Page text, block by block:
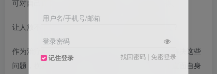
可对自己而言，其中既有难以割舍，又有求之不得。
让人放不下的，到底是对方的好，还是自己的弱点？
作为治疗师，奥古斯都和玛格丽特夫妇的工作便是解决这些
问题，挽救其他家庭。可正因如此，他们也不得不直面自身
用户名/手机号/邮箱
登录密码
记住登录 找回密码 | 免密登录